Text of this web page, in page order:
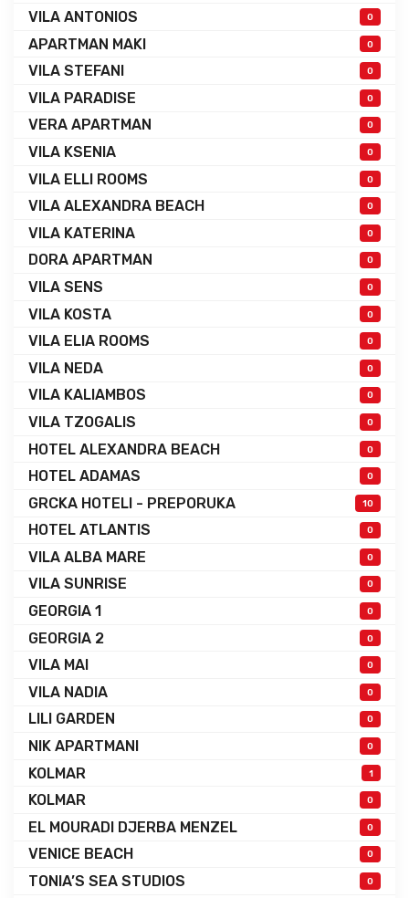
VILA ANTONIOS 0
APARTMAN MAKI 0
VILA STEFANI 0
VILA PARADISE 0
VERA APARTMAN 0
VILA KSENIA 0
VILA ELLI ROOMS 0
VILA ALEXANDRA BEACH 0
VILA KATERINA 0
DORA APARTMAN 0
VILA SENS 0
VILA KOSTA 0
VILA ELIA ROOMS 0
VILA NEDA 0
VILA KALIAMBOS 0
VILA TZOGALIS 0
HOTEL ALEXANDRA BEACH 0
HOTEL ADAMAS 0
GRCKA HOTELI - PREPORUKA 10
HOTEL ATLANTIS 0
VILA ALBA MARE 0
VILA SUNRISE 0
GEORGIA 1 0
GEORGIA 2 0
VILA MAI 0
VILA NADIA 0
LILI GARDEN 0
NIK APARTMANI 0
KOLMAR 1
KOLMAR 0
EL MOURADI DJERBA MENZEL 0
VENICE BEACH 0
TONIA’S SEA STUDIOS 0